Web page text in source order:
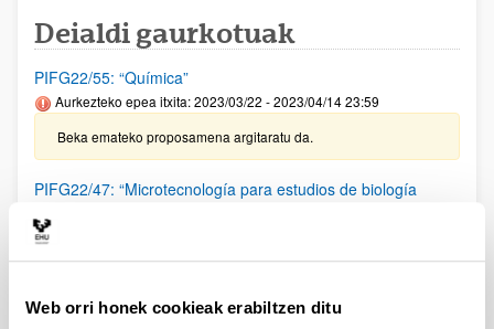
Web orri honek cookieak erabiltzen ditu
Deialdi gaurkotuak
PIFG22/55: “Química”
Aurkezteko epea itxita: 2023/03/22 - 2023/04/14 23:59
Beka emateko proposamena argitaratu da.
PIFG22/47: “Microtecnología para estudios de biología